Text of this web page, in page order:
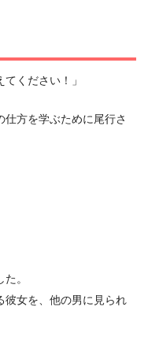
ください！」
方を学ぶために尾行さ
。
彼女を、他の男に見られ